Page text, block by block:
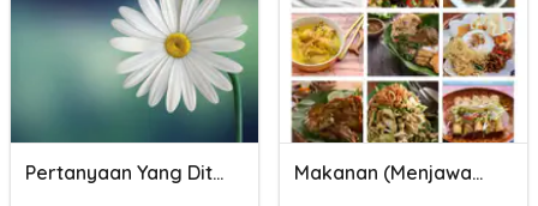
Pertanyaan Yang Ditanyakan Makanan (menjawab Pertanyaan)